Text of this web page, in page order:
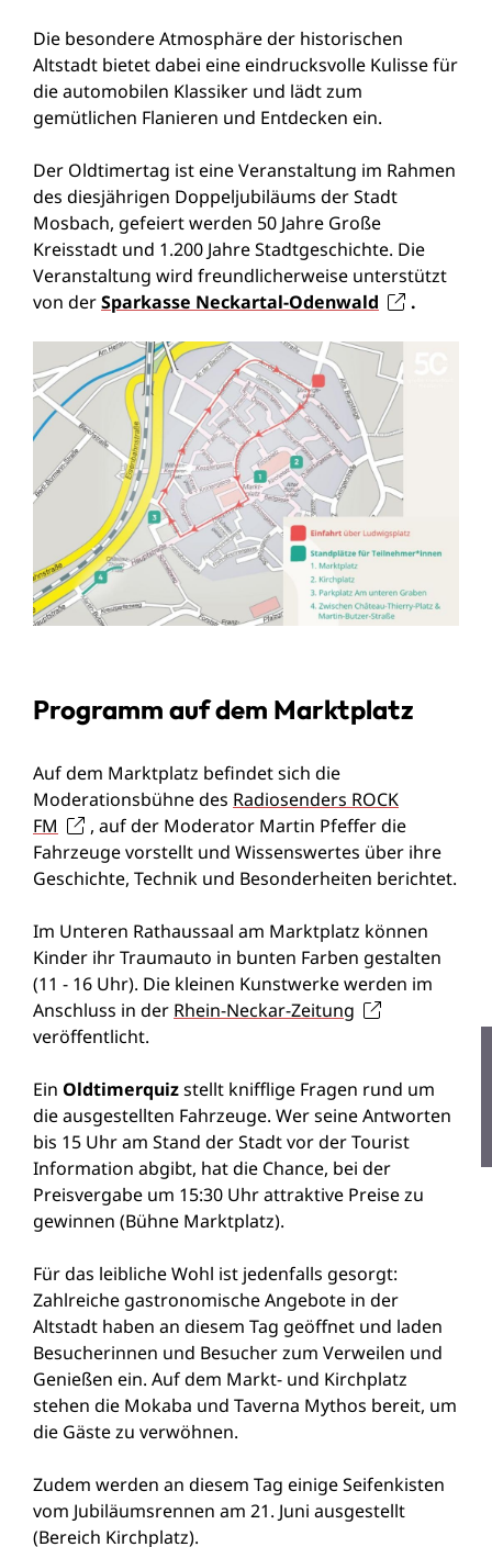
Die besondere Atmosphäre der historischen
Altstadt bietet dabei eine eindrucksvolle Kulisse für
die automobilen Klassiker und lädt zum
gemütlichen Flanieren und Entdecken ein.
Der Oldtimertag ist eine Veranstaltung im Rahmen
des diesjährigen Doppeljubiläums der Stadt
Mosbach, gefeiert werden 50 Jahre Große
Kreisstadt und 1.200 Jahre Stadtgeschichte. Die
Veranstaltung wird freundlicherweise unterstützt
von derSparkasse Neckartal-Odenwald .
Programm auf dem Marktplatz
Auf dem Marktplatz befindet sich die
Moderationsbühne des Radiosenders ROCK
FM
, auf der Moderator Martin Pfeffer die
Fahrzeuge vorstellt und Wissenswertes über ihre
Geschichte, Technik und Besonderheiten berichtet.
Im Unteren Rathaussaal am Marktplatz können
Kinder ihr Traumauto in bunten Farben gestalten
(11 - 16 Uhr). Die kleinen Kunstwerke werden im
Anschluss in der Rhein-Neckar-Zeitung
veröffentlicht.
Ein Oldtimerquizstellt knifflige Fragen rund um
die ausgestellten Fahrzeuge. Wer seine Antworten
bis 15 Uhr am Stand der Stadt vor der Tourist
Information abgibt, hat die Chance, bei der
Preisvergabe um 15:30 Uhr attraktive Preise zu
gewinnen (Bühne Marktplatz).
Für das leibliche Wohl ist jedenfalls gesorgt:
Zahlreiche gastronomische Angebote in der
Altstadt haben an diesem Tag geöffnet und laden
Besucherinnen und Besucher zum Verweilen und
Genießen ein. Auf dem Markt- und Kirchplatz
stehen die Mokaba und Taverna Mythos bereit, um
die Gäste zu verwöhnen.
Zudem werden an diesem Tag einige Seifenkisten
vom Jubiläumsrennen am 21. Juni ausgestellt
(Bereich Kirchplatz).